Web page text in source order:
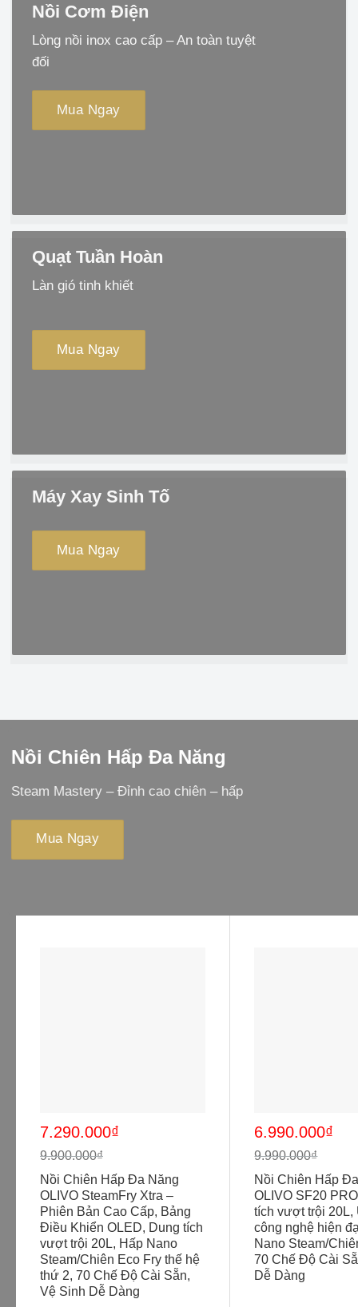
Nồi Cơm Điện
Lòng nồi inox cao cấp – An toàn tuyệt
đối
Mua Ngay
Quạt Tuần Hoàn
Làn gió tinh khiết
Mua Ngay
Máy Xay Sinh Tố
Mua Ngay
Nồi Chiên Hấp Đa Năng
Steam Mastery – Đỉnh cao chiên – hấp
Mua Ngay
9.900.000₫
Giá
gốc
9.900.000₫.
7.290.000₫
Giá
hiện
là:
Nồi Chiên Hấp Đa Năng
OLIVO SteamFry Xtra –
Phiên Bản Cao Cấp, Bảng
Điều Khiển OLED, Dung tích
vượt trội 20L, Hấp Nano
Steam/Chiên Eco Fry thế hệ
thứ 2, 70 Chế Độ Cài Sẵn,
Vệ Sinh Dễ Dàng
9.990.000₫
Giá
gốc
9.990.000₫.
6.990.000₫
Giá
hiện
là:
Nồi Chiên Hấp
OLIVO SF20
tích vượt trội 20L,
công nghệ hiện
Nano Steam/
70 Chế Độ Cài
Dễ Dàng